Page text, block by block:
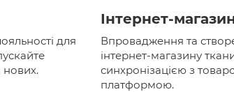
для
нових.
Інтернет-
Впровадження та
інтернет-магазину
синхронізацією з
платформою.